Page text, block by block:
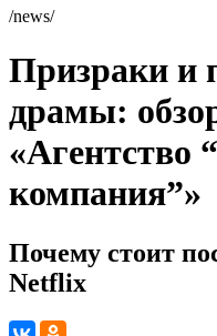
/news/
Призраки и
драмы:
«Агентство
компания”»
Почему стоит
Netflix